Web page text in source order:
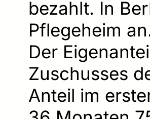
bezahlt. In
Pflegeheim
Der
Zuschusses
Anteil im